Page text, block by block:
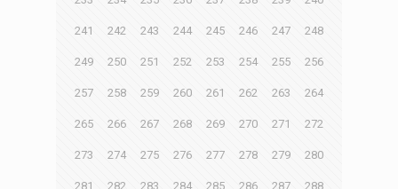
241 242 243 244 245 246 247 248
249 250 251 252 253 254 255 256
257 258 259 260 261 262 263 264
265 266 267 268 269 270 271 272
273 274 275 276 277 278 279 280
281 282 283 284 285 286 287 288